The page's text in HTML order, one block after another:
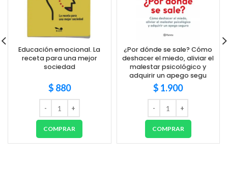
Educación emocional. La
receta para una mejor
sociedad
$ 880
COMPRAR
¿Por dónde se sale? Cómo
deshacer el miedo, aliviar el
malestar psicológico y
adquirir un apego segu
$ 1.900
COMPRAR